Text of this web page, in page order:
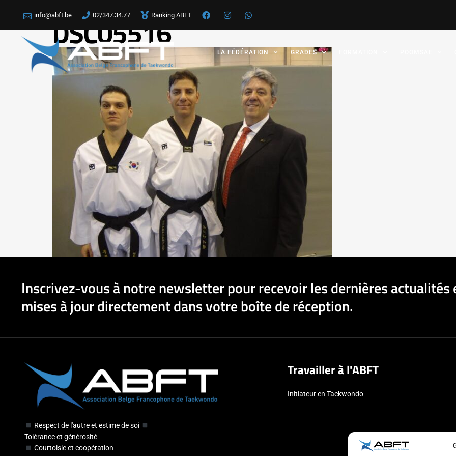
info@abft.be 02/347.34.77 Ranking ABFT
LA FÉDÉRATION GRADES
DSC05516
Inscrivez-vous à notre newsletter pour recevoir les dernières actualités
mises à jour directement dans votre boîte de réception.
Respect de l'autre et estime de soi
Tolérance et générosité
Courtoisie et coopération
Travailler à l'ABFT
Initiateur en Taekwondo